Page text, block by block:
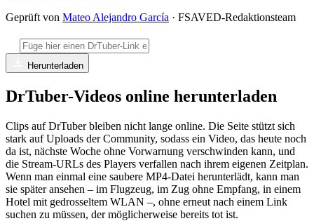
Geprüft von Mateo Alejandro García · FSAVED-Redaktionsteam
Herunterladen
DrTuber-Videos online herunterladen
Clips auf DrTuber bleiben nicht lange online. Die Seite stützt sich
stark auf Uploads der Community, sodass ein Video, das heute noch
da ist, nächste Woche ohne Vorwarnung verschwinden kann, und
die Stream-URLs des Players verfallen nach ihrem eigenen Zeitplan.
Wenn man einmal eine saubere MP4-Datei herunterlädt, kann man
sie später ansehen – im Flugzeug, im Zug ohne Empfang, in einem
Hotel mit gedrosseltem WLAN –, ohne erneut nach einem Link
suchen zu müssen, der möglicherweise bereits tot ist.